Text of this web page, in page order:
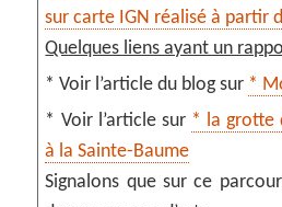
sur carte IGN réalisé à partir
Quelques liens ayant un
* Voir l’article du blog sur *
* Voir l’article sur * la grotte
à la Sainte-Baume
Signalons que sur ce